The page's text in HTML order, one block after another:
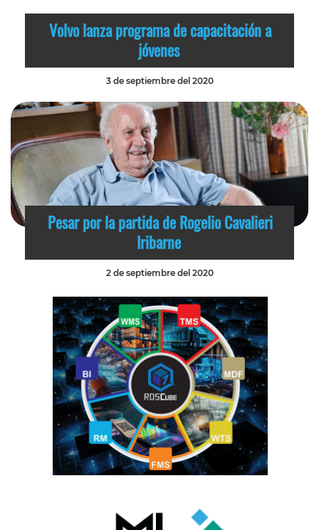
Volvo lanza programa de capacitación a
jóvenes
3 de septiembre del 2020
Pesar por la partida de Rogelio Cavalieri
Iribarne
2 de septiembre del 2020